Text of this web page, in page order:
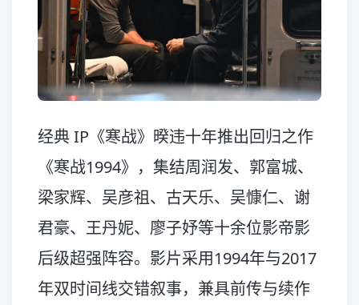
经典 IP《寒战》暌违十年推出回归之作
《寒战1994》，集结周润发、郭富城、
梁家辉、吴彦祖、古天乐、吴慷仁、谢
君豪、王丹妮、廖子妤等十余位影帝影
后级超强阵容。影片采用1994年与2017
年双时间线交错叙事，兼具前传与续作